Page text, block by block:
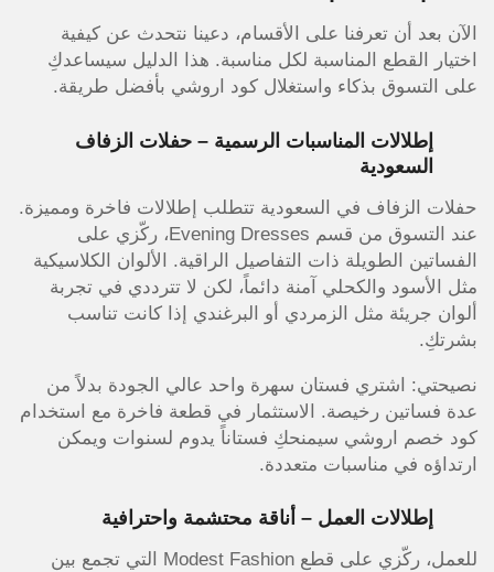
الآن بعد أن تعرفنا على الأقسام، دعينا نتحدث عن كيفية
اختيار القطع المناسبة لكل مناسبة. هذا الدليل سيساعدكِ
على التسوق بذكاء واستغلال كود اروشي بأفضل طريقة.
إطلالات المناسبات الرسمية – حفلات الزفاف
السعودية
حفلات الزفاف في السعودية تتطلب إطلالات فاخرة ومميزة.
عند التسوق من قسم Evening Dresses، ركّزي على
الفساتين الطويلة ذات التفاصيل الراقية. الألوان الكلاسيكية
مثل الأسود والكحلي آمنة دائماً، لكن لا تترددي في تجربة
ألوان جريئة مثل الزمردي أو البرغندي إذا كانت تناسب
بشرتكِ.
نصيحتي: اشتري فستان سهرة واحد عالي الجودة بدلاً من
عدة فساتين رخيصة. الاستثمار في قطعة فاخرة مع استخدام
كود خصم اروشي سيمنحكِ فستاناً يدوم لسنوات ويمكن
ارتداؤه في مناسبات متعددة.
إطلالات العمل – أناقة محتشمة واحترافية
للعمل، ركّزي على قطع Modest Fashion التي تجمع بين